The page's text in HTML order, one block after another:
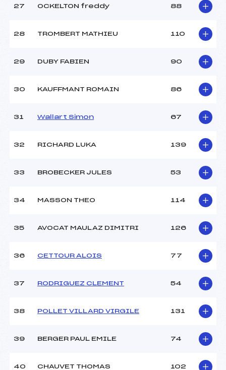
27 OCKELTON freddy 88
28 TROMBERT MATHIEU 110
29 DUBY FABIEN 90
30 KAUFFMANT ROMAIN 86
31 Wallart Simon 67
32 RICHARD LUKA 139
33 BROBECKER JULES 53
34 MASSON THEO 114
35 AVOCAT MAULAZ DIMITRI 126
36 CETTOUR ALOIS 77
37 RODRIGUEZ CLEMENT 54
38 POLLET VILLARD VIRGILE 131
39 BERGER PAUL EMILE 74
40 CHAUVET THOMAS 102